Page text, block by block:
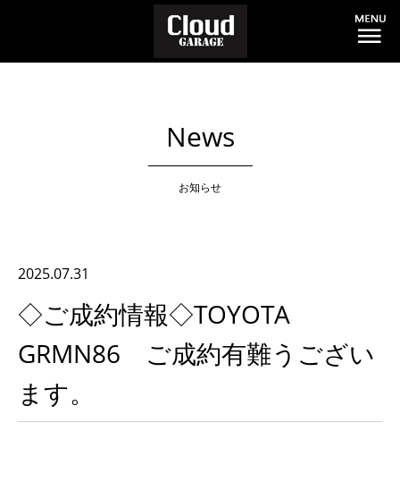
News
お知らせ
2025.07.31
◇ご成約情報◇TOYOTA
GRMN86 ご成約有難うござい
ます。